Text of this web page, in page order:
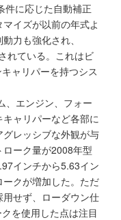
件に応じた自動補正
イズが以前の年式よ
力も強化され、
れている。これはビ
ャリパーを持つシス
、エンジン、フォー
ャリパーなど各部に
レッシブな外観が与
ーク量が2008年型
インチから5.63イン
クが増加した。ただ
せず、ローダウン仕
を使用した点は注目